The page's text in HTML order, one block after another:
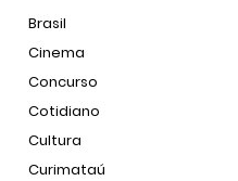
Brasil
Cinema
Concurso
Cotidiano
Cultura
Curimataú